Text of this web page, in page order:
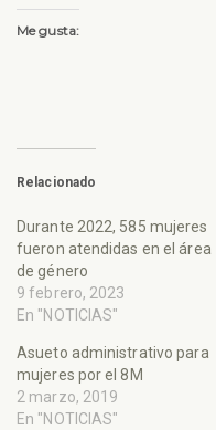
Me gusta:
Relacionado
Durante 2022, 585 mujeres
fueron atendidas en el área
de género
9 febrero, 2023
En "NOTICIAS"
Asueto administrativo para
mujeres por el 8M
2 marzo, 2019
En "NOTICIAS"